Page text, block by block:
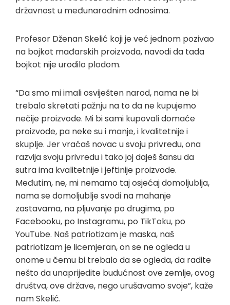
državnost u međunarodnim odnosima.
Profesor Dženan Skelić koji je već jednom pozivao
na bojkot mađarskih proizvoda, navodi da tada
bojkot nije urodilo plodom.
“Da smo mi imali osviješten narod, nama ne bi
trebalo skretati pažnju na to da ne kupujemo
nečije proizvode. Mi bi sami kupovali domaće
proizvode, pa neke su i manje, i kvalitetnije i
skuplje. Jer vraćaš novac u svoju privredu, ona
razvija svoju privredu i tako joj daješ šansu da
sutra ima kvalitetnije i jeftinije proizvode.
Međutim, ne, mi nemamo taj osjećaj domoljublja,
nama se domoljublje svodi na mahanje
zastavama, na pljuvanje po drugima, po
Facebooku, po Instagramu, po TikToku, po
YouTube. Naš patriotizam je maska, naš
patriotizam je licemjeran, on se ne ogleda u
onome u čemu bi trebalo da se ogleda, da radite
nešto da unaprijedite budućnost ove zemlje, ovog
društva, ove države, nego urušavamo svoje”, kaže
nam Skelić.